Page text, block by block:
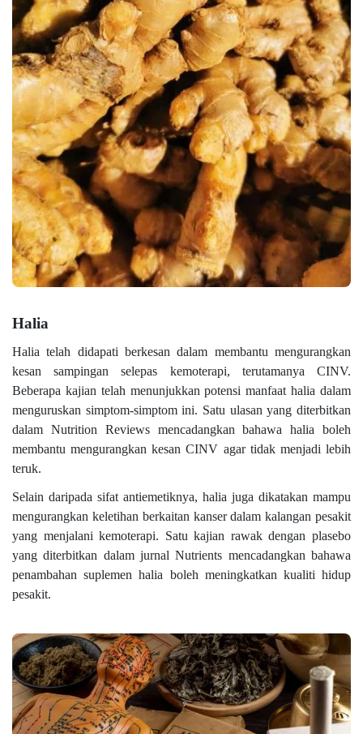
Halia
Halia telah didapati berkesan dalam membantu mengurangkan
kesan sampingan selepas kemoterapi, terutamanya CINV.
Beberapa kajian telah menunjukkan potensi manfaat halia dalam
menguruskan simptom-simptom ini. Satu ulasan yang diterbitkan
dalam Nutrition Reviews mencadangkan bahawa halia boleh
membantu mengurangkan kesan CINV agar tidak menjadi lebih
teruk.
Selain daripada sifat antiemetiknya, halia juga dikatakan mampu
mengurangkan keletihan berkaitan kanser dalam kalangan pesakit
yang menjalani kemoterapi. Satu kajian rawak dengan plasebo
yang diterbitkan dalam jurnal Nutrients mencadangkan bahawa
penambahan suplemen halia boleh meningkatkan kualiti hidup
pesakit.